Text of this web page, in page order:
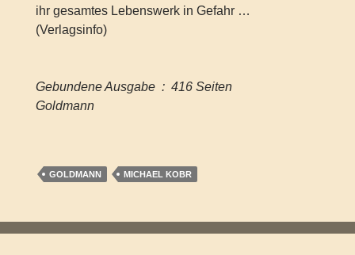
ihr gesamtes Lebenswerk in Gefahr …
(Verlagsinfo)
Gebundene Ausgabe ‏ : ‎ 416 Seiten
Goldmann
GOLDMANN MICHAEL KOBR